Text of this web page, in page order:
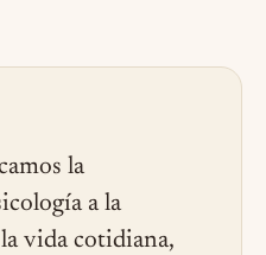
la
a la
vida cotidiana,